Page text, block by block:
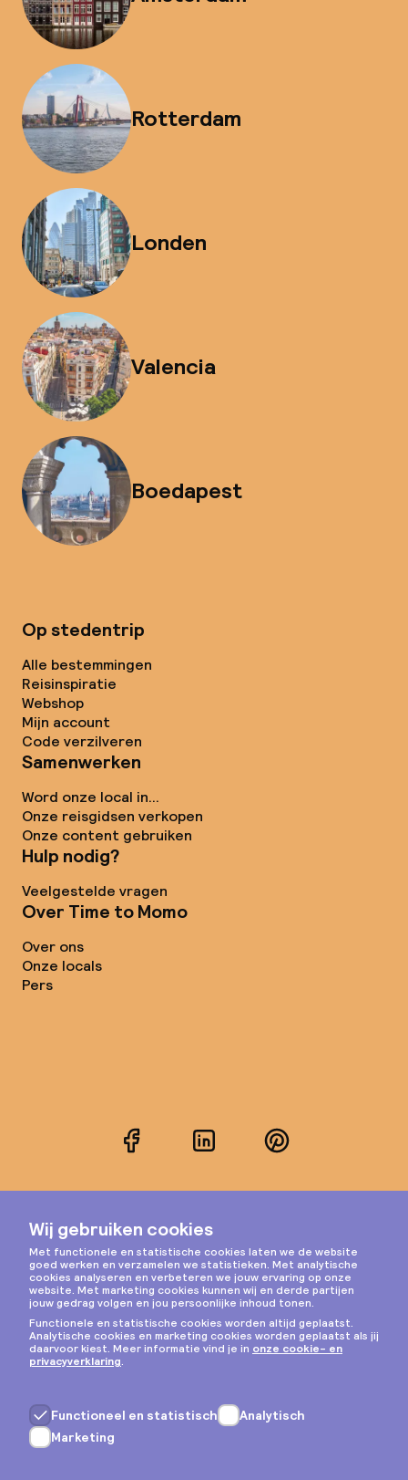
Rotterdam
Londen
Valencia
Boedapest
Op stedentrip
Alle bestemmingen
Reisinspiratie
Webshop
Mijn account
Code verzilveren
Samenwerken
Word onze local in...
Onze reisgidsen verkopen
Onze content gebruiken
Hulp nodig?
Veelgestelde vragen
Over Time to Momo
Over ons
Onze locals
Pers
FacebookLinkedInPinterest
Instagram
Privacy & cookies
Algemene voorwaarden